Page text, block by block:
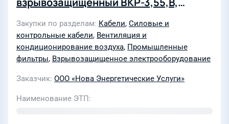
Провод самонесущий изолированный
СИП 4 4х120+2х16, Фильтр воздушный
Donaldson P777871, Фильтр
воздушный Сaterpillar CA 189-0202,
Фильтр масляный B99 (1R0716),
ST20778
Закупки по разделам Кабели, Силовые и
контрольные кабели, Вентиляция и
кондиционирование воздуха, Промышленные
фильтры, Взрывозащищенное электрооборудование
Заказчик ООО «Нова Энергетические Услуги»
Наименование ЭТП